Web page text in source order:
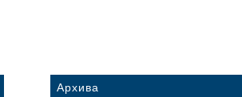
Архива